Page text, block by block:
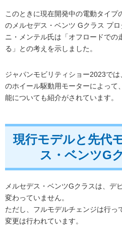
このときに現在開発中の電動タイプ
のメルセデス・ベンツ Gクラス プ
ニ・メンテル氏は「オフロードでの
る」との考えを示しました。
ジャパンモビリティショー2023で
のホイール駆動用モーターによって
能についても紹介がされています。
現行モデルと先代
ス・ベンツG
メルセデス・ベンツGクラスは、デ
変わっていません。
ただし、フルモデルチェンジは行っ
変更は行われています。